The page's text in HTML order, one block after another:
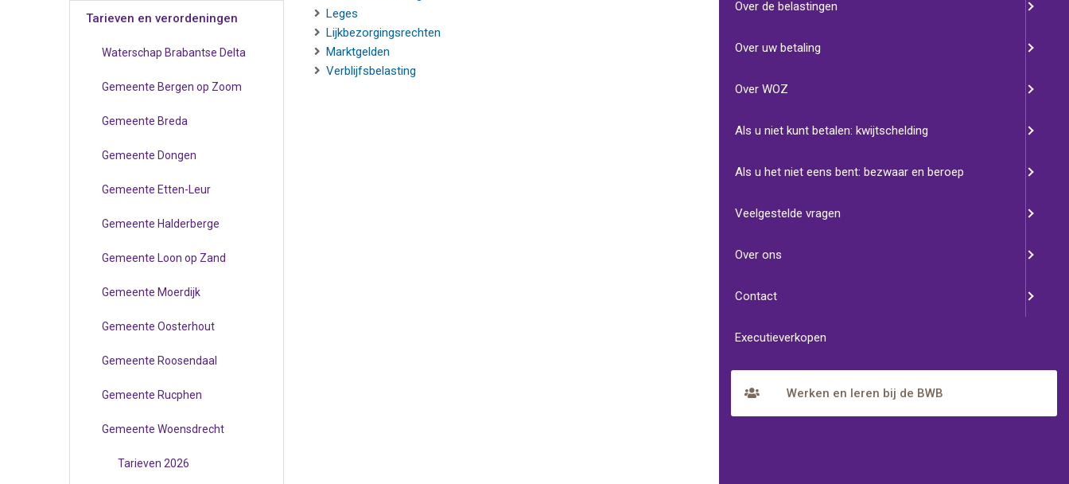
Leges(opent in nieuw tabblad)
Lijkbezorgingsrechten(opent in nieuw tabblad)
Marktgelden(opent in nieuw tabblad)
Verblijfsbelasting(opent in nieuw tabblad)
Antwoorden op vragen die onze klanten
Tarieven en verordeningen
Waterschap Brabantse Delta
Gemeente Bergen op Zoom
Gemeente Breda
Gemeente Dongen
Gemeente Etten-Leur
Gemeente Halderberge
Gemeente Loon op Zand
Gemeente Moerdijk
Gemeente Oosterhout
Gemeente Roosendaal
Gemeente Rucphen
Gemeente Woensdrecht
Tarieven 2026
Over de belastingen
Over uw betaling
Over WOZ
Als u niet kunt betalen: kwijtschelding
Als u het niet eens bent: bezwaar en beroep
Veelgestelde vragen
Over ons
Contact
Executieverkopen
Werken en leren bij de BWB